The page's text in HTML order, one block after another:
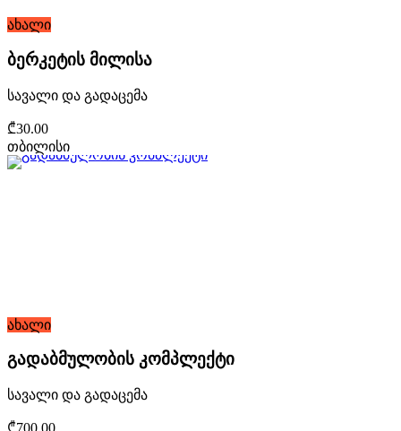
ახალი
ბერკეტის მილისა
სავალი და გადაცემა
₾30.00
თბილისი
ახალი
გადაბმულობის კომპლექტი
სავალი და გადაცემა